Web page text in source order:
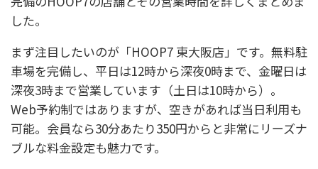
した。
まず注目したいのが「HOOP7 東大阪店」です。無料駐
車場を完備し、平日は12時から深夜0時まで、金曜日は
深夜3時まで営業しています（土日は10時から）。
Web予約制ではありますが、空きがあれば当日利用も
可能。会員なら30分あたり350円からと非常にリーズナ
ブルな料金設定も魅力です。